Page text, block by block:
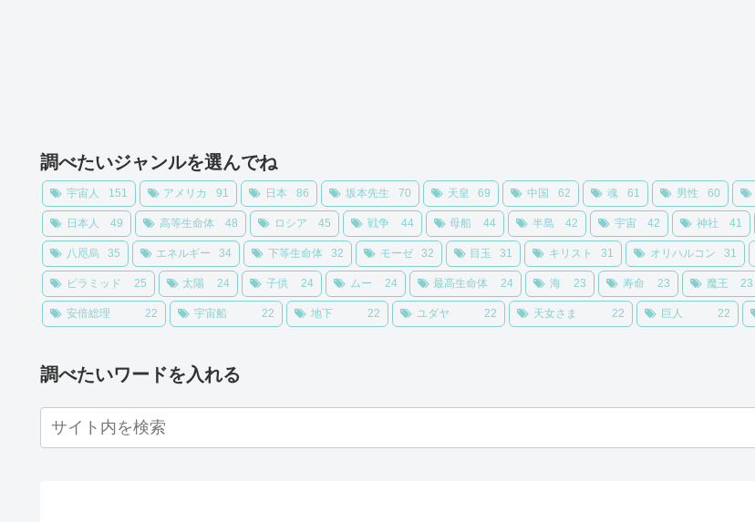
調べたいジャンルを選んでね
宇宙人 151 アメリカ 91 日本 86 坂本先生 70 天皇 69 中国 62 魂 61 男性 60
日本人 49 高等生命体 48 ロシア 45 戦争 44 母船 44 半島 42 宇宙 42 神社 41
八咫烏 35 エネルギー 34 下等生命体 32 モーゼ 32 目玉 31 キリスト 31 オリハルコン 31
ピラミッド 25 太陽 24 子供 24 ムー 24 最高生命体 24 海 23 寿命 23 魔王 23
安倍総理 22 宇宙船 22 地下 22 ユダヤ 22 天女さま 22 巨人 22
調べたいワードを入れる